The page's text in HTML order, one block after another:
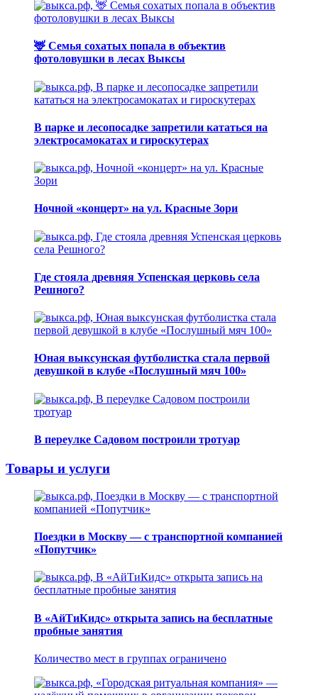
🦌 Семья сохатых попала в объектив
фотоловушки в лесах Выксы
В парке и лесопосадке запретили кататься на
электросамокатах и гироскутерах
Ночной «концерт» на ул. Красные Зори
Где стояла древняя Успенская церковь села
Решного?
Юная выксунская футболистка стала первой
девушкой в клубе «Послушный мяч 100»
В переулке Садовом построили тротуар
Товары и услуги
Поездки в Москву — с транспортной компанией
«Попутчик»
В «АйТиКидс» открыта запись на бесплатные
пробные занятия
Количество мест в группах ограничено